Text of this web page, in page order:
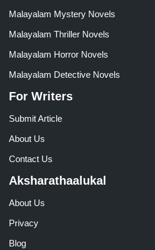
Malayalam Mystery Novels
Malayalam Thriller Novels
Malayalam Horror Novels
Malayalam Detective Novels
For Writers
Submit Article
About Us
Contact Us
Aksharathaalukal
About Us
Privacy
Blog